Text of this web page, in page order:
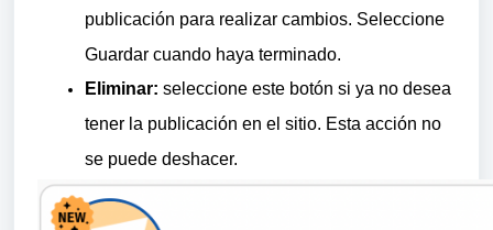
publicación para realizar cambios. Seleccione
Guardar cuando haya terminado.
Eliminar: seleccione este botón si ya no desea
tener la publicación en el sitio. Esta acción no
se puede deshacer.